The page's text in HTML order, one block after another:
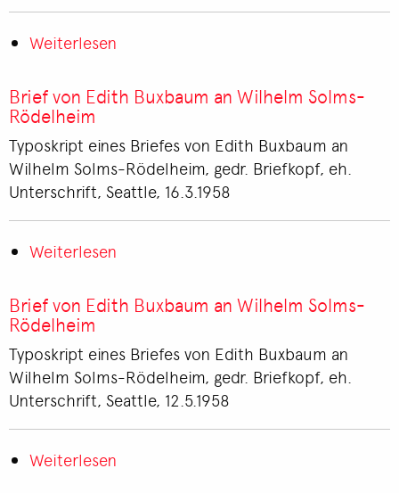
Weiterlesen
von
Solms-
Rödelheim
an
Edith
Buxbaum
Brief von Edith Buxbaum an Wilhelm Solms-
Rödelheim
Typoskript eines Briefes von Edith Buxbaum an
Wilhelm Solms-Rödelheim, gedr. Briefkopf, eh.
Unterschrift, Seattle, 16.3.1958
Weiterlesen
von
Buxbaum
an
Wilhelm
Solms-
Rödelheim
Brief von Edith Buxbaum an Wilhelm Solms-
Rödelheim
Typoskript eines Briefes von Edith Buxbaum an
Wilhelm Solms-Rödelheim, gedr. Briefkopf, eh.
Unterschrift, Seattle, 12.5.1958
Weiterlesen